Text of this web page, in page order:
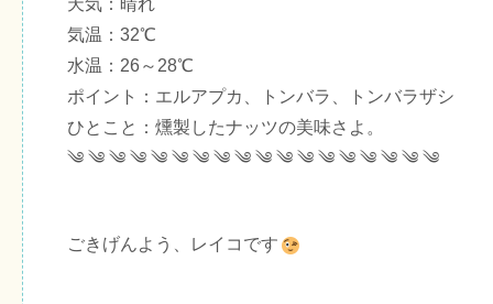
気温：32℃
水温：26～28℃
ポイント：エルアプカ、トンバラ、トンバラザシ
ひとこと：燻製したナッツの美味さよ。
༄ ༄ ༄ ༄ ༄ ༄ ༄ ༄ ༄ ༄ ༄ ༄ ༄ ༄ ༄ ༄ ༄ ༄
ごきげんよう、レイコです